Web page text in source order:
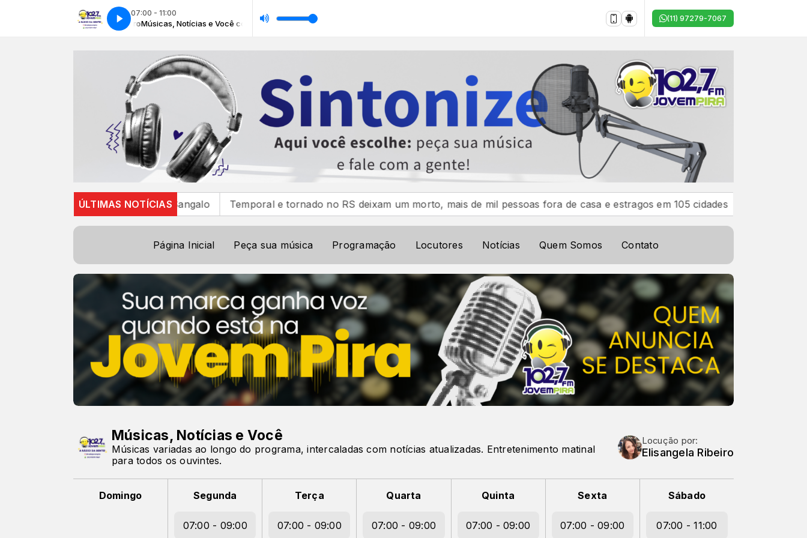
07:00 - 11:00
e Você com Elisangela Ribeiro Músicas, Notícias e Você com Elisangela Ribeiro
(11) 97279-7067
ÚLTIMAS NOTÍCIAS
álbum que traz Ivete Sangalo Temporal e tornado no RS deixam um morto, mais de mil pessoas fora de casa e estragos em 105 cidades Ciclone-bomba
Página Inicial Peça sua música Programação Locutores Notícias Quem Somos Contato
Músicas, Notícias e Você
Músicas variadas ao longo do programa, intercaladas com notícias atualizadas. Entretenimento matinal
para todos os ouvintes.
Locução por:
Elisangela Ribeiro
Domingo Segunda
07:00 - 09:00
Terça
07:00 - 09:00
Quarta
07:00 - 09:00
Quinta
07:00 - 09:00
Sexta
07:00 - 09:00
Sábado
07:00 - 11:00